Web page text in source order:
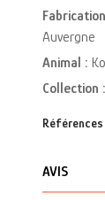
Auvergne
Animal :
Collection :
AVIS